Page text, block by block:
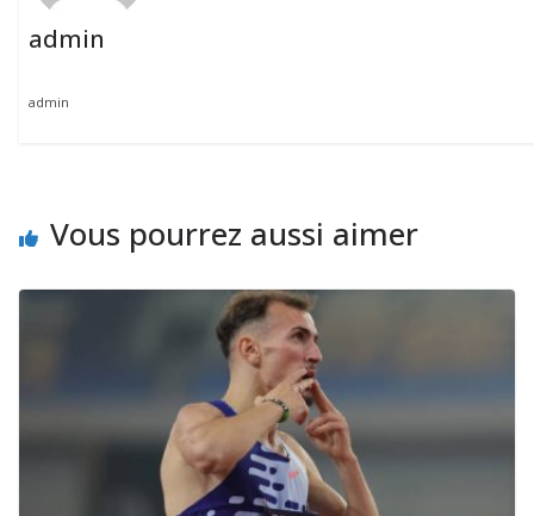
admin
admin
Vous pourrez aussi aimer